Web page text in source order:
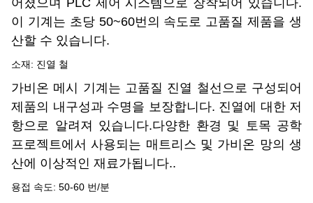
어졌으며 PLC 제어 시스템으로 장착되어 있습니다.
이 기계는 초당 50~60번의 속도로 고품질 제품을 생
산할 수 있습니다.
소재: 진열 철
가비온 메시 기계는 고품질 진열 철선으로 구성되어
제품의 내구성과 수명을 보장합니다. 진열에 대한 저
항으로 알려져 있습니다.다양한 환경 및 토목 공학
프로젝트에서 사용되는 매트리스 및 가비온 망의 생
산에 이상적인 재료가됩니다..
용접 속도: 50-60 번/분